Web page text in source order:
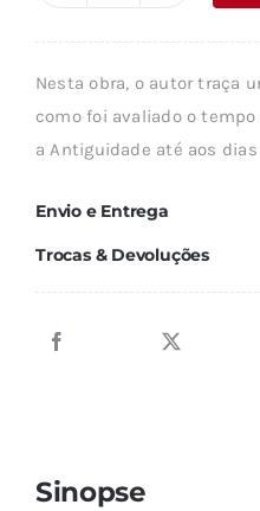
é:
IDADE
Nesta obra, o autor traça
como foi avaliado o
a Antiguidade até aos
Envio e Entrega
Trocas & Devoluções
Sinopse